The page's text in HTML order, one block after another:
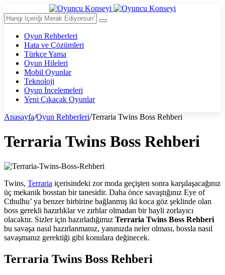
Oyun Rehberleri
Hata ve Çözümleri
Türkçe Yama
Oyun Hileleri
Mobil Oyunlar
Teknoloji
Oyun İncelemeleri
Yeni Çıkacak Oyunlar
Anasayfa/Oyun Rehberleri/Terraria Twins Boss Rehberi
Terraria Twins Boss Rehberi
Twins, Terraria içerisindeki zor moda geçişten sonra karşılaşacağınız
üç mekanik bosstan bir tanesidir. Daha önce savaştığınız Eye of
Cthulhu’ ya benzer birbirine bağlanmış iki koca göz şeklinde olan
boss gerekli hazırlıklar ve zırhlar olmadan bir hayli zorlayıcı
olacaktır. Sizler için hazırladığımız Terraria Twins Boss Rehberi
bu savaşa nasıl hazırlanmanız, yanınızda neler olması, bossla nasıl
savaşmanız gerektiği gibi konulara değinecek.
Terraria Twins Boss Rehberi